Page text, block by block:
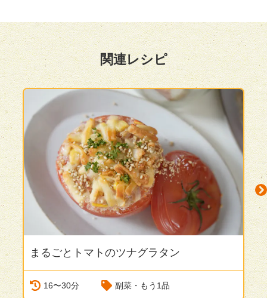
関連レシピ
まるごとトマトのツナグラタン
16〜30分 副菜・もう1品